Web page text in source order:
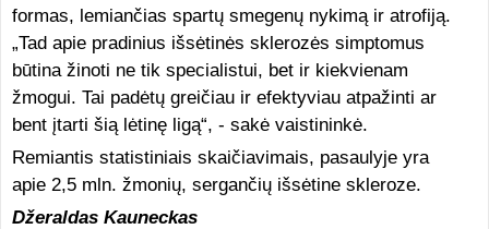
formas, lemiančias spartų smegenų nykimą ir atrofiją.
„Tad apie pradinius išsėtinės sklerozės simptomus
būtina žinoti ne tik specialistui, bet ir kiekvienam
žmogui. Tai padėtų greičiau ir efektyviau atpažinti ar
bent įtarti šią lėtinę ligą“, - sakė vaistininkė.
Remiantis statistiniais skaičiavimais, pasaulyje yra
apie 2,5 mln. žmonių, sergančių išsėtine skleroze.
Džeraldas Kauneckas